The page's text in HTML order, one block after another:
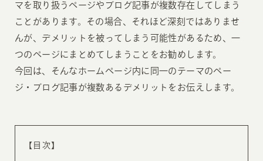
マを取り扱うページやブログ記事が複数存在してしまう
ことがあります。その場合、それほど深刻ではありませ
んが、デメリットを被ってしまう可能性があるため、一
つのページにまとめてしまうことをお勧めします。
今回は、そんなホームページ内に同一のテーマのペー
ジ・ブログ記事が複数あるデメリットをお伝えします。
【目次】